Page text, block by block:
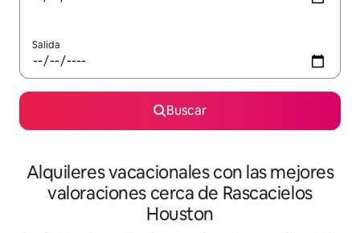
Salida
Buscar
Alquileres vacacionales con las mejores
valoraciones cerca de Rascacielos
Houston